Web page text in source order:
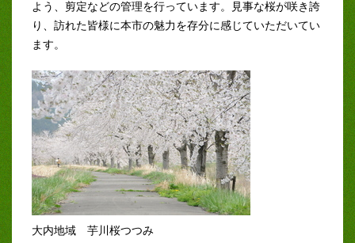
よう、剪定などの管理を行っています。見事な桜が咲き誇
り、訪れた皆様に本市の魅力を存分に感じていただいてい
ます。
大内地域 芋川桜つつみ